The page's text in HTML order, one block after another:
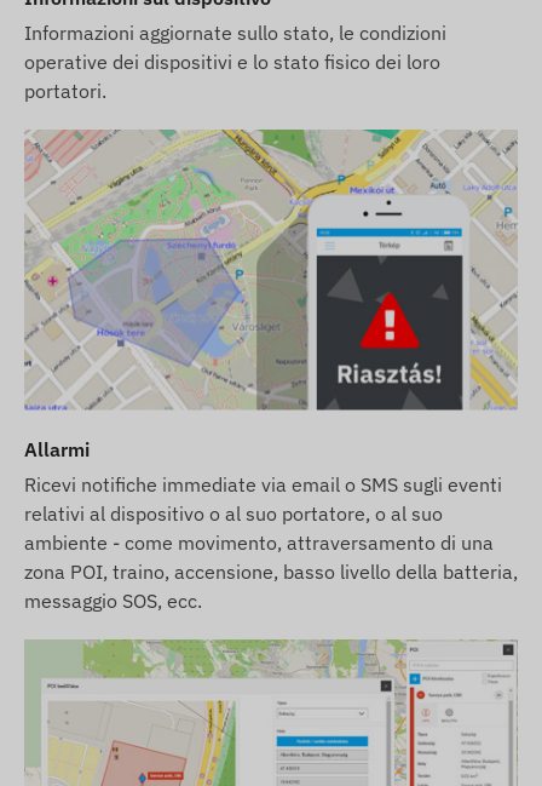
Informazioni aggiornate sullo stato, le condizioni
operative dei dispositivi e lo stato fisico dei loro
portatori.
Allarmi
Ricevi notifiche immediate via email o SMS sugli eventi
relativi al dispositivo o al suo portatore, o al suo
ambiente - come movimento, attraversamento di una
zona POI, traino, accensione, basso livello della batteria,
messaggio SOS, ecc.